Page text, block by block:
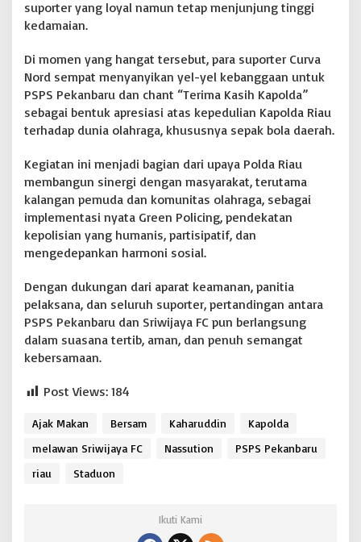
u
i
N
a
s
u
n
suporter yang loyal namun tetap menjunjung tinggi
kedamaian.
Di momen yang hangat tersebut, para suporter Curva
Nord sempat menyanyikan yel-yel kebanggaan untuk
PSPS Pekanbaru dan chant “Terima Kasih Kapolda”
sebagai bentuk apresiasi atas kepedulian Kapolda Riau
terhadap dunia olahraga, khususnya sepak bola daerah.
Kegiatan ini menjadi bagian dari upaya Polda Riau
membangun sinergi dengan masyarakat, terutama
kalangan pemuda dan komunitas olahraga, sebagai
implementasi nyata Green Policing, pendekatan
kepolisian yang humanis, partisipatif, dan
mengedepankan harmoni sosial.
Dengan dukungan dari aparat keamanan, panitia
pelaksana, dan seluruh suporter, pertandingan antara
PSPS Pekanbaru dan Sriwijaya FC pun berlangsung
dalam suasana tertib, aman, dan penuh semangat
kebersamaan.
Post Views: 184
Ajak Makan Bersam Kaharuddin
Kapolda
melawan Sriwijaya FC
Nassution
PSPS Pekanbaru
riau
Staduon
Ikuti Kami